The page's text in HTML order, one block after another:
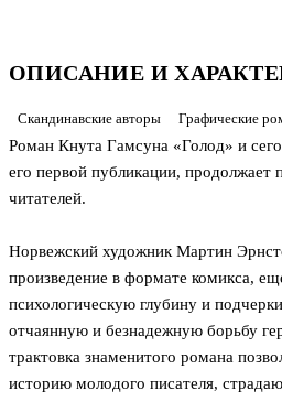
ОПИСАНИЕ И
Скандинавские авторы Графические
Роман Кнута Гамсуна «Голод» и
его первой публикации, продолжает
читателей.
Норвежский художник Мартин
произведение в формате комикса,
психологическую глубину и
отчаянную и безнадежную борьбу
трактовка знаменитого романа
историю молодого писателя,